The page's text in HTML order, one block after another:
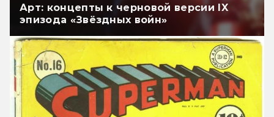
Арт: концепты к черновой версии IX
эпизода «Звёздных войн»